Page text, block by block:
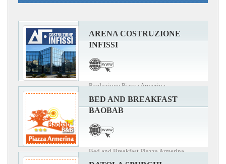
ARENA COSTRUZIONE
INFISSI
Produzione Piazza Armerina
BED AND BREAKFAST
BAOBAB
Bed and Breakfast Piazza Armerina